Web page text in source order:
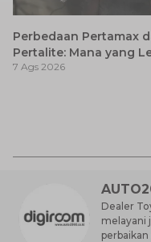
Perbedaan Pertamax
Pertalite: Mana yang
Baik untuk Mobil Toyota
7 Ags 2026
Dealer
melayani